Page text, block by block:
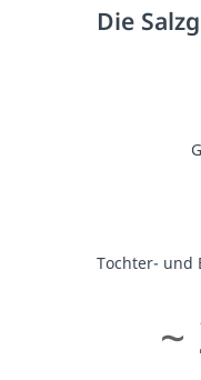
Die
Tochter- und
~